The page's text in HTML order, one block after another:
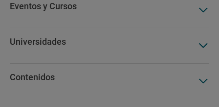
Eventos y Cursos
Universidades
Contenidos